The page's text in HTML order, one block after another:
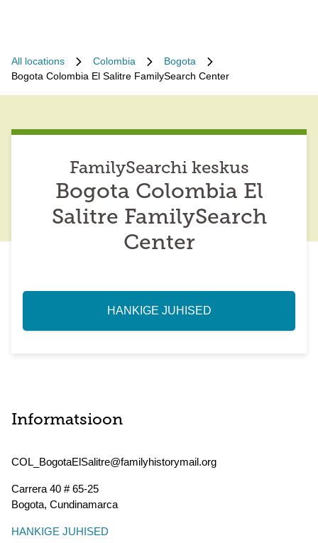
All locations Colombia
Bogota
Bogota Colombia El Salitre FamilySearch Center
FamilySearchi keskus
Bogota Colombia El
Salitre FamilySearch
Center
HANKIGE JUHISED
Informatsioon
COL_BogotaElSalitre@familyhistorymail.org
Carrera 40 # 65-25
Bogota, Cundinamarca
HANKIGE JUHISED